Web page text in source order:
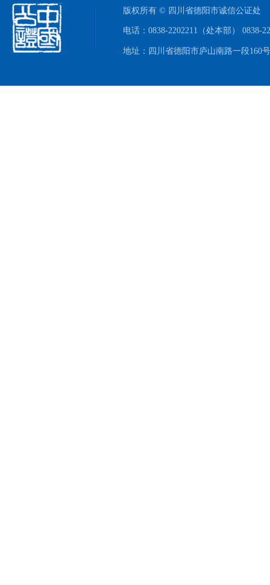
版权所有 © 四川省德阳市诚信公证处
电话：0838-2202211（处本部） 0838-
地址：四川省德阳市庐山南路一段160